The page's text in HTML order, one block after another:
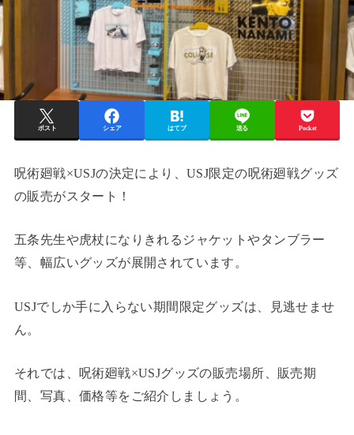
ポスト シェア はてブ 送る Pocket
呪術廻戦×USJの決定により、USJ限定の呪術廻戦グッズ
の販売がスタート！
五条先生や虎杖になりきれるジャケットやタンブラー
等、幅広いグッズが展開されています。
USJでしか手に入らない期間限定グッズは、見逃せませ
ん。
それでは、呪術廻戦×USJグッズの販売場所、販売期
間、写真、価格等をご紹介しましょう。